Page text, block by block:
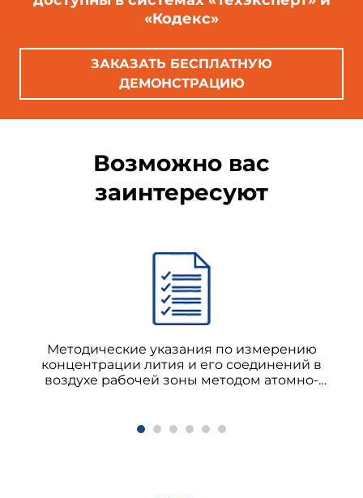
«Кодекс»
ЗАКАЗАТЬ БЕСПЛАТНУЮ
ДЕМОНСТРАЦИЮ
Возможно вас
заинтересуют
Методические указания по измерению
концентрации лития и его соединений в
воздухе рабочей зоны методом атомно-